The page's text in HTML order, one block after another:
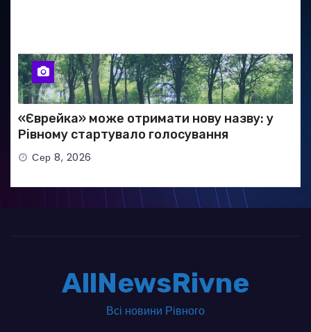
«Єврейка» може отримати нову назву: у
Рівному стартувало голосування
Сер 8, 2026
AllNewsRivne
Всі новини Рівного